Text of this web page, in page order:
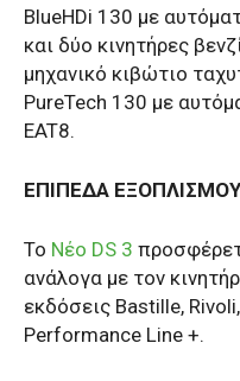
BlueHDi 130 με
και δύο κινητήρες
μηχανικό κιβώτιο
PureTech 130 με
EAT8.
ΕΠΙΠΕΔΑ ΕΞΟΠΛΙΣΜΟΥ
Το Νέο DS 3
ανάλογα με τον
εκδόσεις Bastille,
Performance Line +.